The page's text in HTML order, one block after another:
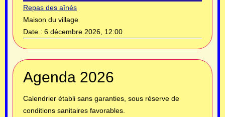
Repas des aînés
Maison du village
Date : 6 décembre 2026, 12:00
Agenda 2026
Calendrier établi sans garanties, sous réserve de
conditions sanitaires favorables.
Année
précédente
précédent
suivante
suivant